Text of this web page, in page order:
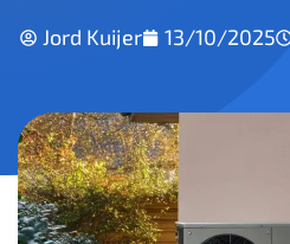
Jord Kuijer 13/10/2025